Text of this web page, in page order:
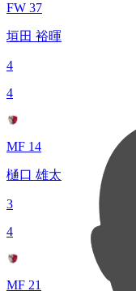
FW 37
垣田 裕暉
4
4
MF 14
樋口 雄太
3
4
MF 21